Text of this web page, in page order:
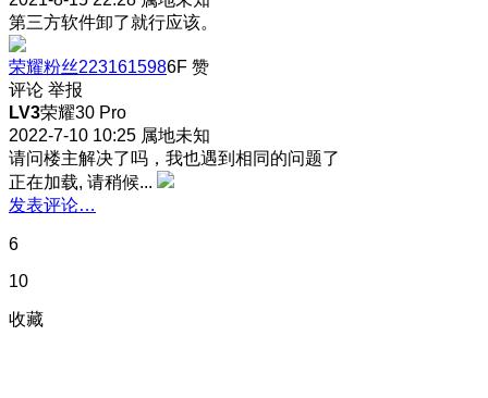
第三方软件卸了就行应该。
荣耀粉丝2231615986F 赞
评论 举报
LV3荣耀30 Pro
2022-7-10 10:25 属地未知
请问楼主解决了吗，我也遇到相同的问题了
正在加载, 请稍候...
发表评论…
6
10
收藏